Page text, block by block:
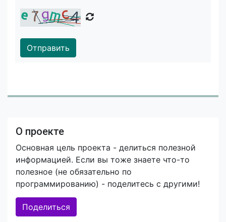
Отправить
О проекте
Основная цель проекта - делиться полезной
информацией. Если вы тоже знаете что-то
полезное (не обязательно по
программированию) - поделитесь с другими!
Поделиться